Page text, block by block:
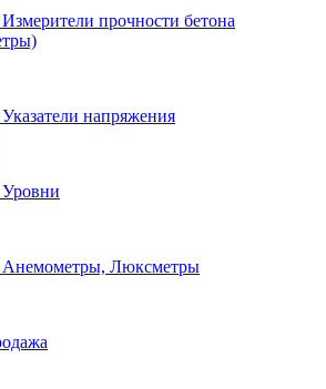
Измерители прочности бетона
Указатели напряжения
Уровни
Анемометры, Люксметры